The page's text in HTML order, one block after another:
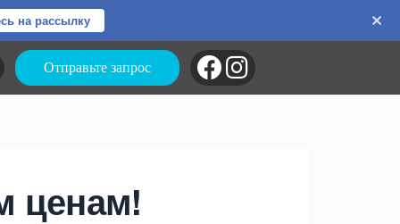
на рассылку
Отправьте запрос
ценам!